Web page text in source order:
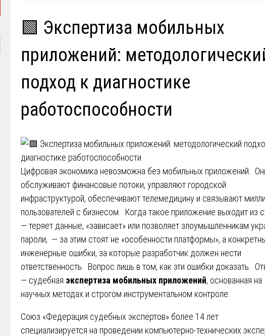
🟩 Экспертиза мобильных
приложений:
подход к диагностике
работоспособности
Цифровая экономика невозможна без мобильных приложений.
обслуживают финансовые потоки, управляют городской
инфраструктурой, обеспечивают телемедицину и связывают
пользователей с бизнесом. Когда такое приложение выходит из
— теряет данные, «зависает» или позволяет злоумышленникам
пароли, — за этим стоят не «особенности платформы», а
инженерные ошибки, за которые разработчик должен нести
ответственность. Вопрос лишь в том, как эти ошибки доказать.
— судебная экспертиза мобильных приложений, основанная на
научных методах и строгом инструментальном контроле.
Союз «Федерация судебных экспертов» более 14 лет
специализируется на проведении компьютерно-технических